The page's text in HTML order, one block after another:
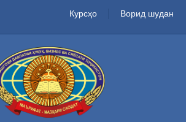
Курсҳо Ворид шудан